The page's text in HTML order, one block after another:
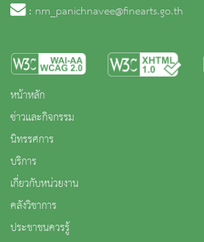
: nm_panichnavee@finearts.go.th
หน้าหลัก
ข่าวและกิจกรรม
นิทรรศการ
บริการ
เกี่ยวกับหน่วยงาน
คลังวิชาการ
ประชาชนควรรู้